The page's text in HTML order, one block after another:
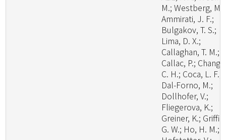
M.; Westberg, M.;
Ammirati, J. F.;
Bulgakov, T. S.;
Lima, D. X.;
Callaghan, T. M.;
Callac, P.; Chang,
C. H.; Coca, L. F.;
Dal-Forno, M.;
Dollhofer, V.;
Fliegerova, K.;
Greiner, K.;
G. W.; Ho, H. M.;